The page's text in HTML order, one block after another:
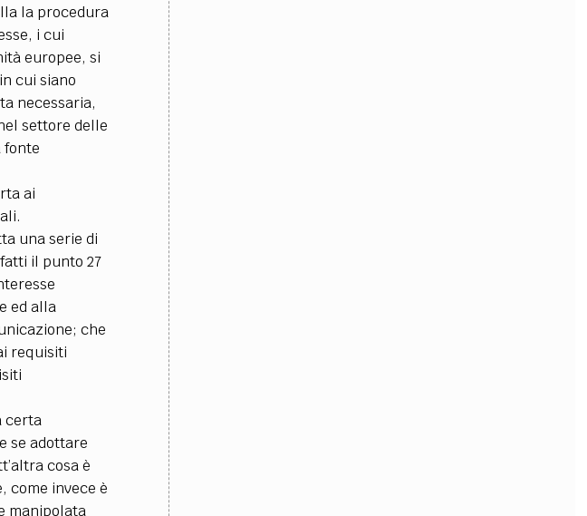
la procedura
i cui
europee, si
cui siano
necessaria,
settore delle
fonte
ai
una serie di
il punto 27
ed alla
che
requisiti
certa
se adottare
cosa è
come invece è
manipolata